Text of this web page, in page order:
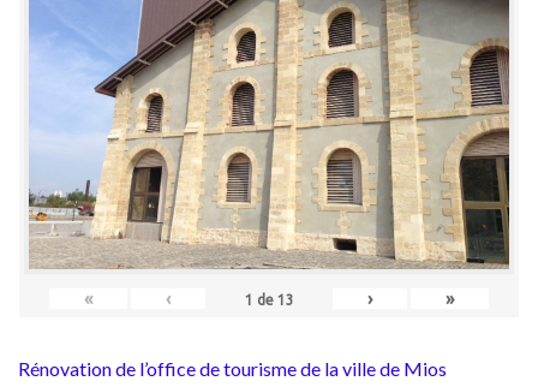
« ‹ 1 de 13 › »
Rénovation de l’office de tourisme de la ville de Mios